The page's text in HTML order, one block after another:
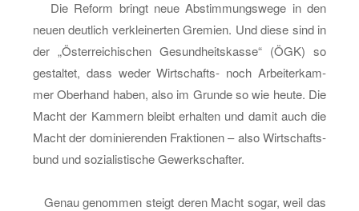
ab­
so­
lu­
tes
No-
Go
Die Re­form bringt neue Ab­stim­mungs­we­ge in den
neuen deut­lich ver­klei­ner­ten Gre­mi­en. Und diese sind in
der „Ös­ter­rei­chi­schen Ge­sund­heits­kas­se“ (ÖGK) so
ge­stal­tet, dass weder Wirt­schafts- noch Ar­bei­ter­kam­
mer Ober­hand haben, also im Grun­de so wie heute. Die
Macht der Kam­mern bleibt er­hal­ten und damit auch die
Macht der do­mi­nie­ren­den Frak­tio­nen – also Wirt­schafts­
bund und so­zia­lis­ti­sche Ge­werk­schaf­ter.
Genau ge­nom­men steigt deren Macht sogar, weil das